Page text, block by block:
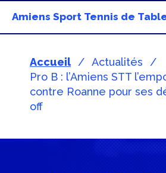
Amiens Sport Tennis de
Accueil
Actualités
Pro B : l’Amiens STT
contre Roanne pour ses
off